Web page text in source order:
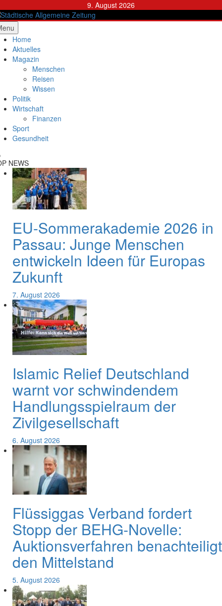
to
content
9. August 2026
Allgemeine Zeitung
Home
Aktuelles
Magazin
Menschen
Reisen
Wissen
Politik
Wirtschaft
Finanzen
Sport
Gesundheit
NEWS
EU-Sommerakademie 2026 in
Passau: Junge Menschen
entwickeln Ideen für Europas
Zukunft
7. August 2026
Islamic Relief Deutschland
warnt vor schwindendem
Handlungsspielraum der
Zivilgesellschaft
6. August 2026
Flüssiggas Verband fordert
Stopp der BEHG-Novelle:
Auktionsverfahren benachteiligt
den Mittelstand
5. August 2026